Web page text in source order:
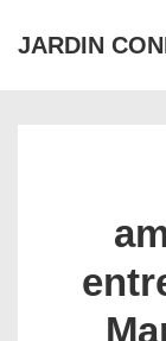
passer
JARDIN